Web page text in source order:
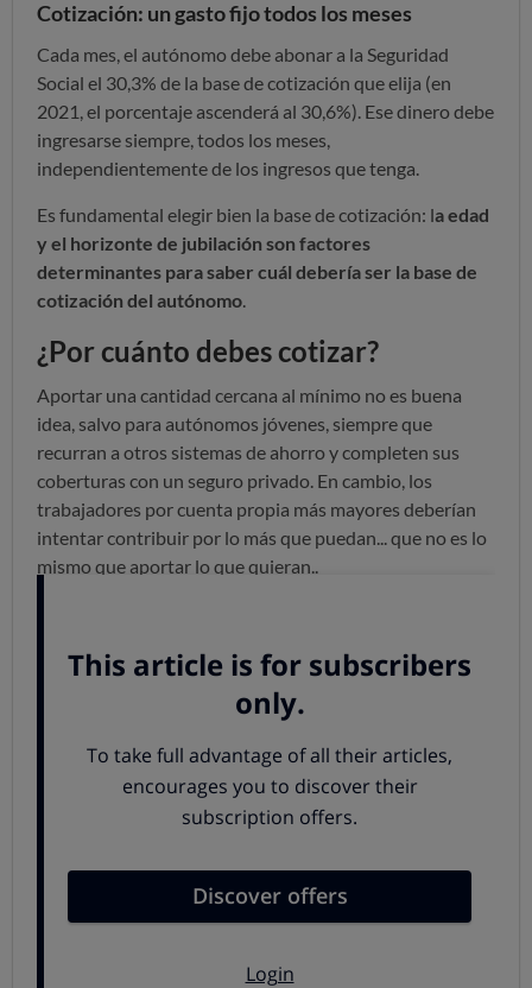
Cotización: un gasto fijo todos los meses
Cada mes, el autónomo debe abonar a la Seguridad
Social el 30,3% de la base de cotización que elija (en
2021, el porcentaje ascenderá al 30,6%). Ese dinero debe
ingresarse siempre, todos los meses,
independientemente de los ingresos que tenga.
Es fundamental elegir bien la base de cotización: la edad
y el horizonte de jubilación son factores
determinantes para saber cuál debería ser la base de
cotización del autónomo
¿Por cuánto debes cotizar?
Aportar una cantidad cercana al mínimo no es buena
idea, salvo para autónomos jóvenes, siempre que
recurran a otros sistemas de ahorro y completen sus
coberturas con un seguro privado. En cambio, los
trabajadores por cuenta propia más mayores deberían
intentar contribuir por lo más que puedan... que no es lo
mismo que aportar lo que quieran..
Si tienes menos de 47 años
Si el 1 de enero de 2021 tienes menos de 47 años,